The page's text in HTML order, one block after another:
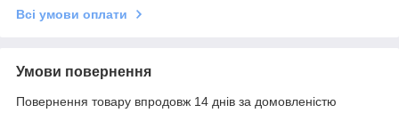
Всі умови оплати
Умови повернення
Повернення товару впродовж 14 днів за домовленістю